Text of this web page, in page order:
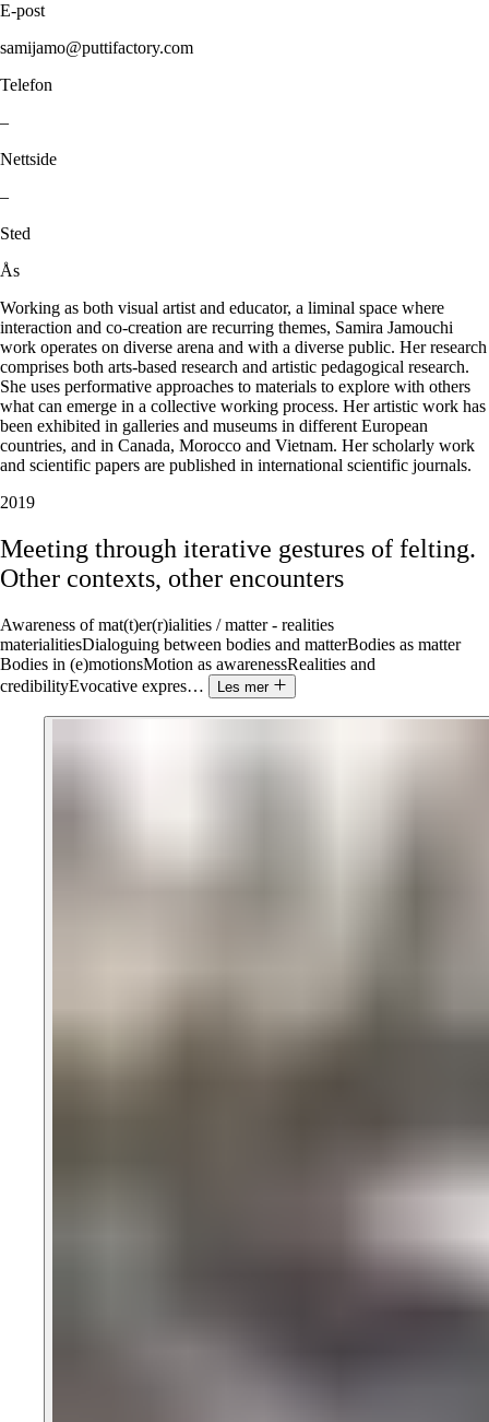
E-post
samijamo@puttifactory.com
Telefon
–
Nettside
–
Sted
Ås
Working as both visual artist and educator, a liminal space where
interaction and co-creation are recurring themes, Samira Jamouchi
work operates on diverse arena and with a diverse public. Her research
comprises both arts-based research and artistic pedagogical research.
She uses performative approaches to materials to explore with others
what can emerge in a collective working process. Her artistic work has
been exhibited in galleries and museums in different European
countries, and in Canada, Morocco and Vietnam. Her scholarly work
and scientific papers are published in international scientific journals.
2019
Meeting through iterative gestures of felting.
Other contexts, other encounters
Awareness of mat(t)er(r)ialities / matter - realities
materialitiesDialoguing between bodies and matterBodies as matter
Bodies in (e)motionsMotion as awarenessRealities and
credibilityEvocative expres… Les mer